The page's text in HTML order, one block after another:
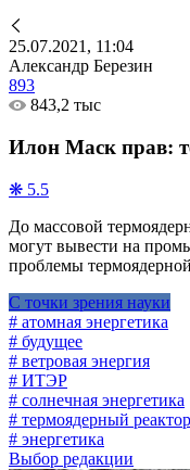
25.07.2021, 11:04
Александр Березин
893
843,2 тыс
Илон Маск прав:
❋ 5.5
До массовой
могут вывести на
проблемы
С точки зрения науки
# атомная энергетика
# будущее
# ветровая энергия
# ИТЭР
# солнечная энергетика
# термоядерный реактор
# энергетика
Выбор редакции